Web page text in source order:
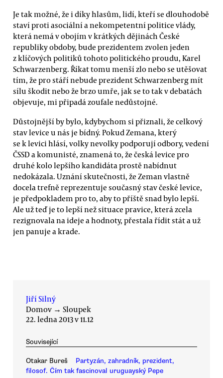
Je tak možné, že i díky hlasům, lidí, kteří se dlouhodobě
staví proti asociální a nekompetentní politice vlády,
která nemá v obojím v krátkých dějinách České
republiky obdoby, bude prezidentem zvolen jeden
z klíčových politiků tohoto politického proudu, Karel
Schwarzenberg. Říkat tomu menší zlo nebo se utěšovat
tím, že pro stáří nebude prezident Schwarzenberg mít
sílu škodit nebo že brzo umře, jak se to tak v debatách
objevuje, mi připadá zoufale nedůstojné.
Důstojnější by bylo, kdybychom si přiznali, že celkový
stav levice u nás je bídný. Pokud Zemana, který
se k levici hlásí, volky nevolky podporují odbory, vedení
ČSSD a komunisté, znamená to, že česká levice pro
druhé kolo lepšího kandidáta prostě nabídnut
nedokázala. Uznání skutečnosti, že Zeman vlastně
docela trefně reprezentuje současný stav české levice,
je předpokladem pro to, aby to příště snad bylo lepší.
Ale už teď je to lepší než situace pravice, která zcela
rezignovala na ideje a hodnoty, přestala řídit stát a už
jen panuje a krade.
Jiří Silný
Domov → Sloupek
22. ledna 2013 v 11.12
Související
Otakar Bureš
Partyzán, zahradník, prezident,
filosof. Čím tak fascinoval uruguayský Pepe